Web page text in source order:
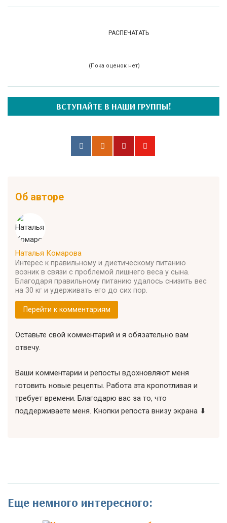
РАСПЕЧАТАТЬ
(Пока оценок нет)
ВСТУПАЙТЕ В НАШИ ГРУППЫ!
Об авторе
Наталья Комарова
Интерес к правильному и диетическому питанию
возник в связи с проблемой лишнего веса у сына.
Благодаря правильному питанию удалось снизить вес
на 30 кг и удерживать его до сих пор.
Перейти к комментариям
Оставьте свой комментарий и я обязательно вам
отвечу.
Ваши комментарии и репосты вдохновляют меня
готовить новые рецепты. Работа эта кропотливая и
требует времени. Благодарю вас за то, что
поддерживаете меня. Кнопки репоста внизу экрана ⬇
Еще немного интересного: